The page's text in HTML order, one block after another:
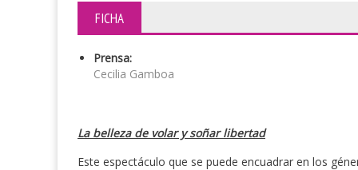
FICHA
Prensa:
Cecilia Gamboa
La belleza de volar y soñar libertad
Este espectáculo que se puede encuadrar en los